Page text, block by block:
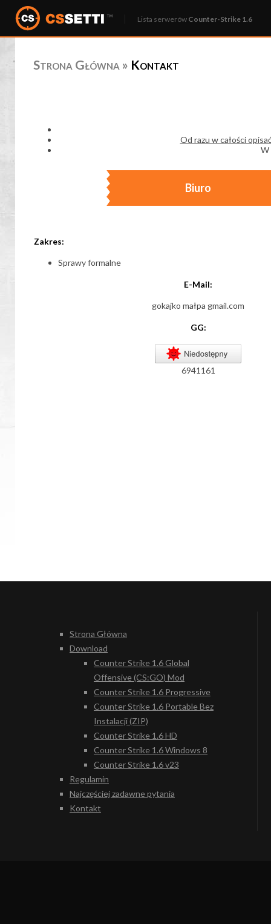
Lista serwerów Counter-Strike 1.6
Strona Główna » Kontakt
Od razu w całości
W
Biuro
Zakres:
Sprawy formalne
E-Mail:
gokajko małpa gmail.com
GG:
6941161
Strona Główna
Download
Counter Strike 1.6 Global
Offensive (CS:GO) Mod
Counter Strike 1.6 Progressive
Counter Strike 1.6 Portable Bez
Instalacji (ZIP)
Counter Strike 1.6 HD
Counter Strike 1.6 Windows 8
Counter Strike 1.6 v23
Regulamin
Najczęściej zadawne pytania
Kontakt